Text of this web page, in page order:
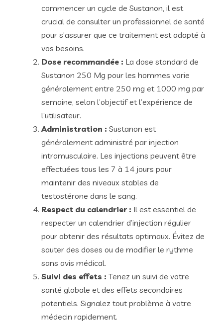
commencer un cycle de Sustanon, il est
crucial de consulter un professionnel de santé
pour s’assurer que ce traitement est adapté à
vos besoins.
Dose recommandée : La dose standard de
Sustanon 250 Mg pour les hommes varie
généralement entre 250 mg et 1000 mg par
semaine, selon l’objectif et l’expérience de
l’utilisateur.
Administration : Sustanon est
généralement administré par injection
intramusculaire. Les injections peuvent être
effectuées tous les 7 à 14 jours pour
maintenir des niveaux stables de
testostérone dans le sang.
Respect du calendrier : Il est essentiel de
respecter un calendrier d’injection régulier
pour obtenir des résultats optimaux. Évitez de
sauter des doses ou de modifier le rythme
sans avis médical.
Suivi des effets : Tenez un suivi de votre
santé globale et des effets secondaires
potentiels. Signalez tout problème à votre
médecin rapidement.